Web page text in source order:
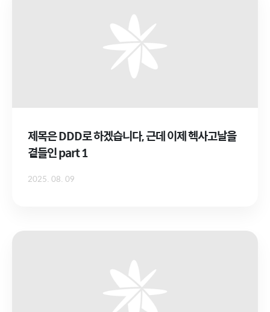
제목은 DDD로 하겠습니다, 근데 이제 헥사고날을
곁들인 part 1
2025. 08. 09